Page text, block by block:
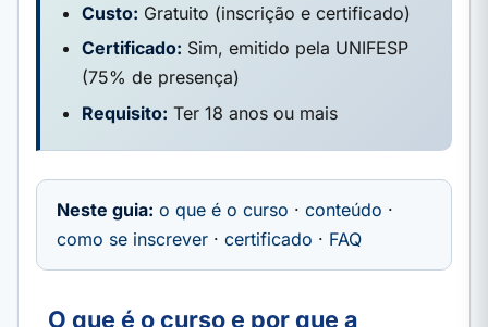
Custo: Gratuito (inscrição e certificado)
Certificado: Sim, emitido pela UNIFESP
(75% de presença)
Requisito: Ter 18 anos ou mais
Neste guia: o que é o curso · conteúdo ·
como se inscrever· certificado · FAQ
O que é o curso e por que a